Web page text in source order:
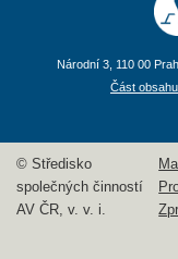
Národní 3, 110 00
Část
© Středisko
společných činností
AV ČR, v. v. i.